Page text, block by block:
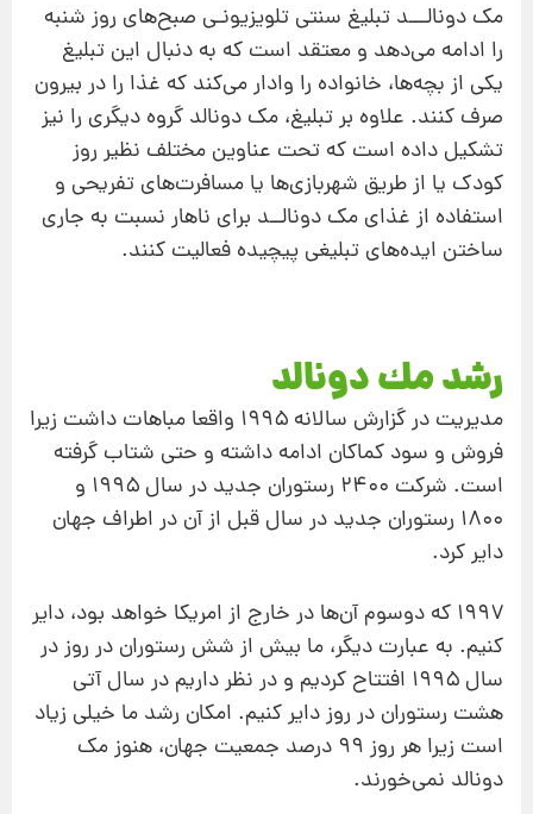
مك دونالـــد تبلیغ سنتی تلویزیونـی صبح‌های روز شنبه
را ادامه می‌دهد و معتقد است كه به دنبال این تبلیغ
یكی از بچه‌ها، خانواده را وادار می‌كند كه غذا را در بیرون
صرف كنند. علاوه بر تبلیغ، مك دونالد گروه دیگری را نیز
تشكیل داده است كه تحت عناوین مختلف نظیر روز
كودك یا از طریق شهربازی‌ها یا مسافرت‌های تفریحی و
استفاده از غذای مك دونالــد برای ناهار نسبت به جاری
ساختن ایده‌های تبلیغی پیچیده فعالیت كنند.
رشد مك دونالد
مدیریت در گزارش سالانه ۱۹۹۵ واقعا مباهات داشت زیرا
فروش و سود كماكان ادامه داشته و حتی شتاب گرفته
است. شركت ۲۴۰۰ رستوران جدید در سال ۱۹۹۵ و
۱۸۰۰ رستوران جدید در سال قبل از آن در اطراف جهان
دایر كرد.
۱۹۹۷ كه دوسوم آن‌ها در خارج از امریكا خواهد بود، دایر
كنیم. به عبارت دیگر، ما بیش از شش رستوران در روز در
سال ۱۹۹۵ افتتاح كردیم و در نظر داریم در سال آتی
هشت رستوران در روز دایر كنیم. امكان رشد ما خیلی زیاد
است زیرا هر روز ۹۹ درصد جمعیت جهان، هنوز مك
دونالد نمی‌خورند.